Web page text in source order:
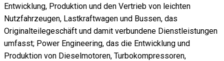
Entwicklung, Produktion und den Vertrieb von leichten
Nutzfahrzeugen, Lastkraftwagen und Bussen, das
Originalteilegeschäft und damit verbundene Dienstleistungen
umfasst; Power Engineering, das die Entwicklung und
Produktion von Dieselmotoren, Turbokompressoren,